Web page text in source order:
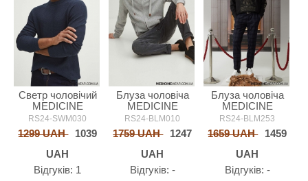
Светр чоловічий
MEDICINE
RS24-SWM030
1299 UAH
1039
UAH
Відгуків: 1
Блуза чоловіча
MEDICINE
RS24-BLM010
1759 UAH
1247
UAH
Відгуків: -
Блуза чоловіча
MEDICINE
RS24-BLM253
1659 UAH
1459
UAH
Відгуків: -